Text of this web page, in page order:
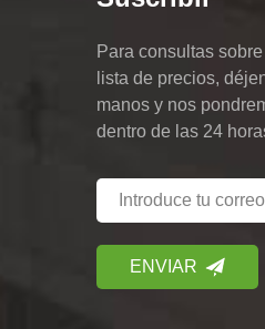
Para consultas
lista de precios,
manos y nos
dentro de las 24